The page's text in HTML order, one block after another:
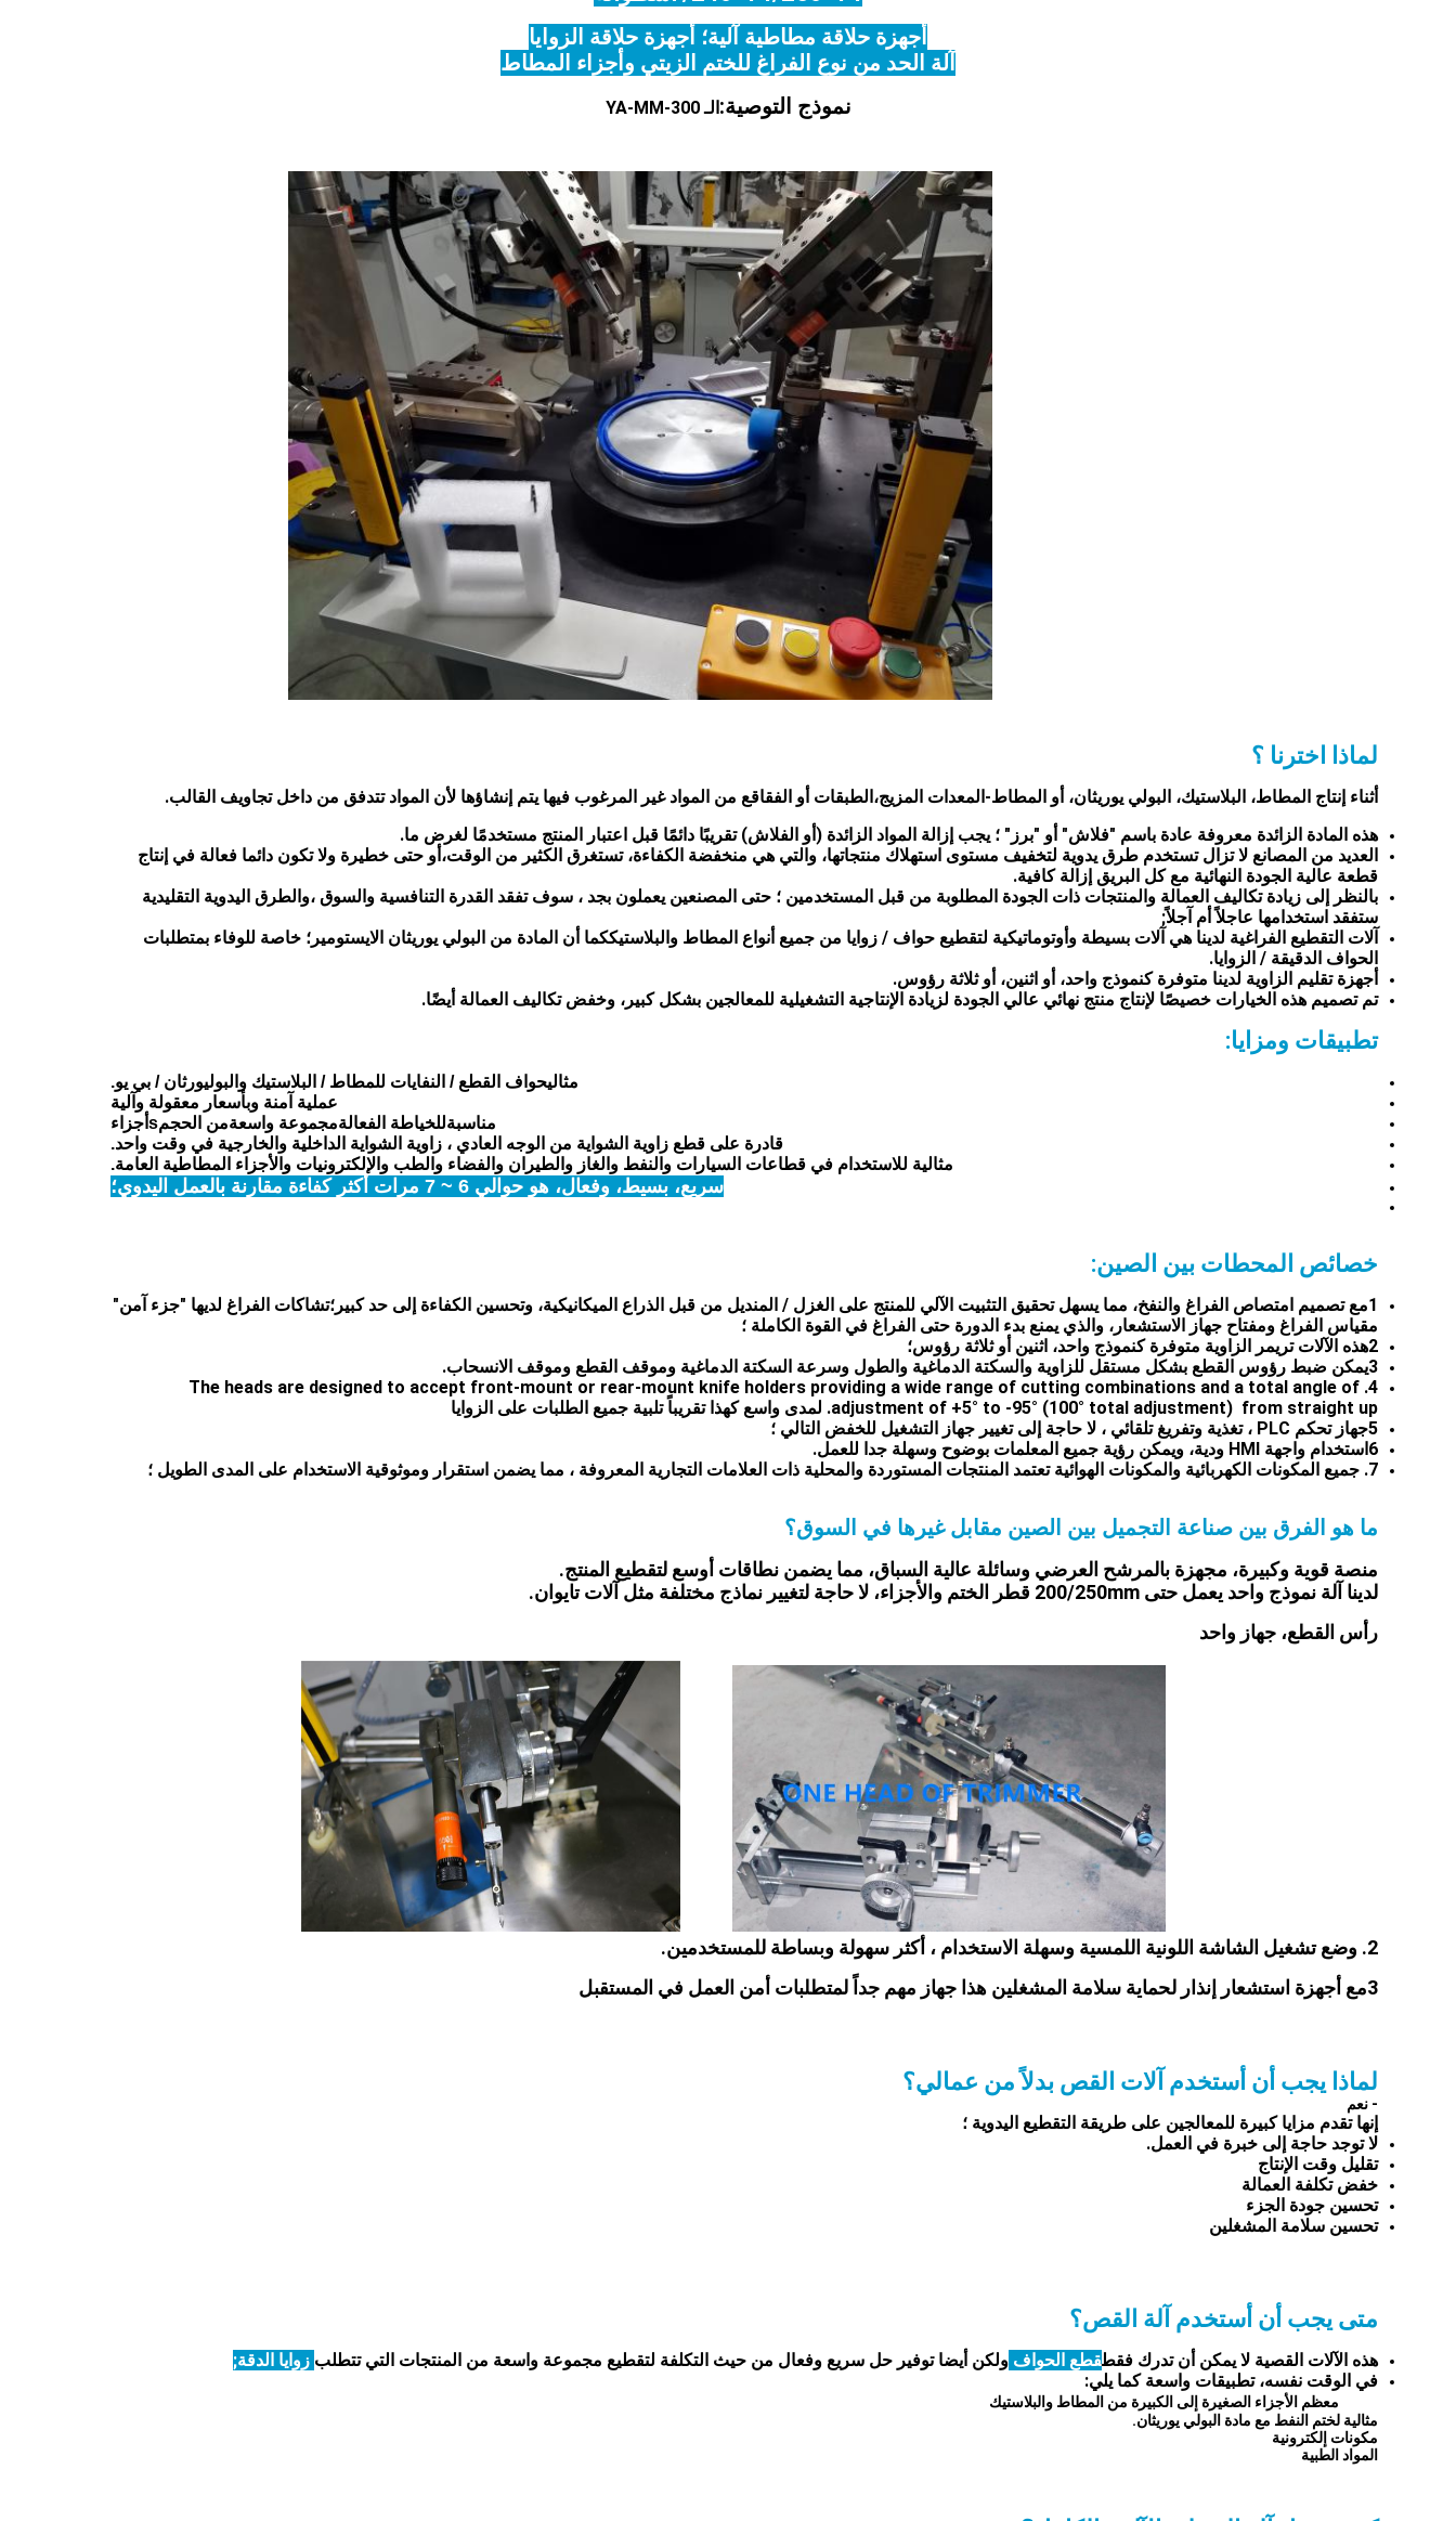
أجهزة حلاقة مطاطية آلية؛ أجهزة حلاقة الزوايا
آلة الحد من نوع الفراغ للختم الزيتي وأجزاء المطاط
نموذج التوصية:الـ YA-MM-300
لماذا اخترنا ؟
أثناء إنتاج المطاط، البلاستيك، البولي يوريثان، أو المطاط-المعدات المزيج،الطبقات أو الفقاقع من المواد غير المرغوب فيها يتم إنشاؤها لأن المواد تتدفق من داخل تجاويف القالب.
هذه المادة الزائدة معروفة عادة باسم "فلاش" أو "برز" ؛ يجب إزالة المواد الزائدة (أو الفلاش) تقريبًا دائمًا قبل اعتبار المنتج مستخدمًا لغرض ما.
العديد من المصانع لا تزال تستخدم طرق يدوية لتخفيف مستوى استهلاك منتجاتها، والتي هي منخفضة الكفاءة، تستغرق الكثير من الوقت،أو حتى خطيرة ولا تكون دائما فعالة في إنتاج
قطعة عالية الجودة النهائية مع كل البريق إزالة كافية.
بالنظر إلى زيادة تكاليف العمالة والمنتجات ذات الجودة المطلوبة من قبل المستخدمين ؛ حتى المصنعين يعملون بجد ، سوف تفقد القدرة التنافسية والسوق ،والطرق اليدوية التقليدية
ستفقد استخدامها عاجلاً أم آجلاً;
آلات التقطيع الفراغية لدينا هي آلات بسيطة وأوتوماتيكية لتقطيع حواف / زوايا من جميع أنواع المطاط والبلاستيككما أن المادة من البولي يوريثان الايستومير؛ خاصة للوفاء بمتطلبات
الحواف الدقيقة / الزوايا.
أجهزة تقليم الزاوية لدينا متوفرة كنموذج واحد، أو اثنين، أو ثلاثة رؤوس.
تم تصميم هذه الخيارات خصيصًا لإنتاج منتج نهائي عالي الجودة لزيادة الإنتاجية التشغيلية للمعالجين بشكل كبير، وخفض تكاليف العمالة أيضًا.
تطبيقات ومزايا:
مثاليحواف القطع / النفايات للمطاط / البلاستيك والبوليورثان / بي يو.
عملية آمنة وبأسعار معقولة وآلية
مناسبةللخياطة الفعالةمجموعة واسعةمن الحجمs أجزاء
قادرة على قطع زاوية الشواية من الوجه العادي ، زاوية الشواية الداخلية والخارجية في وقت واحد.
مثالية للاستخدام في قطاعات السيارات والنفط والغاز والطيران والفضاء والطب والإلكترونيات والأجزاء المطاطية العامة.
سريع، بسيط، وفعال، هو حوالي 6 ~ 7 مرات أكثر كفاءة مقارنة بالعمل اليدوي؛
خصائص المحطات بين الصين:
1مع تصميم امتصاص الفراغ والنفخ، مما يسهل تحقيق التثبيت الآلي للمنتج على الغزل / المنديل من قبل الذراع الميكانيكية، وتحسين الكفاءة إلى حد كبير؛تشاكات الفراغ لديها "جزء آمن"
مقياس الفراغ ومفتاح جهاز الاستشعار، والذي يمنع بدء الدورة حتى الفراغ في القوة الكاملة ؛
2هذه الآلات تريمر الزاوية متوفرة كنموذج واحد، اثنين أو ثلاثة رؤوس؛
3يمكن ضبط رؤوس القطع بشكل مستقل للزاوية والسكتة الدماغية والطول وسرعة السكتة الدماغية وموقف القطع وموقف الانسحاب.
4. The heads are designed to accept front-mount or rear-mount knife holders providing a wide range of cutting combinations and a total angle of
adjustment of +5° to -95° (100° total adjustment) from straight up. لمدى واسع كهذا تقريباً تلبية جميع الطلبات على الزوايا
5جهاز تحكم PLC ، تغذية وتفريغ تلقائي ، لا حاجة إلى تغيير جهاز التشغيل للخفض التالي ؛
6استخدام واجهة HMI ودية، ويمكن رؤية جميع المعلمات بوضوح وسهلة جدا للعمل.
7. جميع المكونات الكهربائية والمكونات الهوائية تعتمد المنتجات المستوردة والمحلية ذات العلامات التجارية المعروفة ، مما يضمن استقرار وموثوقية الاستخدام على المدى الطويل ؛
ما هو الفرق بين صناعة التجميل بين الصين مقابل غيرها في السوق؟
منصة قوية وكبيرة، مجهزة بالمرشح العرضي وسائلة عالية السباق، مما يضمن نطاقات أوسع لتقطيع المنتج.
لدينا آلة نموذج واحد يعمل حتى 200/250mm قطر الختم والأجزاء، لا حاجة لتغيير نماذج مختلفة مثل آلات تايوان.
رأس القطع، جهاز واحد
2. وضع تشغيل الشاشة اللونية اللمسية وسهلة الاستخدام ، أكثر سهولة وبساطة للمستخدمين.
3مع أجهزة استشعار إنذار لحماية سلامة المشغلين هذا جهاز مهم جداً لمتطلبات أمن العمل في المستقبل
لماذا يجب أن أستخدم آلات القص بدلاً من عمالي؟
- نعم
إنها تقدم مزايا كبيرة للمعالجين على طريقة التقطيع اليدوية ؛
لا توجد حاجة إلى خبرة في العمل.
تقليل وقت الإنتاج
خفض تكلفة العمالة
تحسين جودة الجزء
تحسين سلامة المشغلين
متى يجب أن أستخدم آلة القص؟
هذه الآلات القصية لا يمكن أن تدرك فقطقطع الحواف ولكن أيضا توفير حل سريع وفعال من حيث التكلفة لتقطيع مجموعة واسعة من المنتجات التي تتطلب زوايا الدقة;
في الوقت نفسه، تطبيقات واسعة كما يلي:
معظم الأجزاء الصغيرة إلى الكبيرة من المطاط والبلاستيك
مثالية لختم النفط مع مادة البولي يوريثان.
مكونات إلكترونية
المواد الطبية